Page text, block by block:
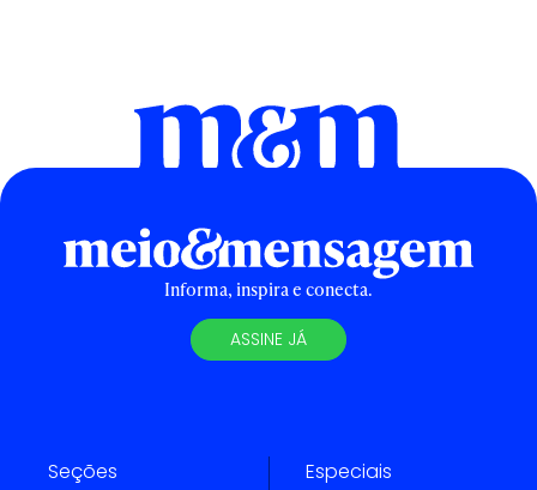
Informa, inspira e conecta.
ASSINE JÁ
Seções Especiais